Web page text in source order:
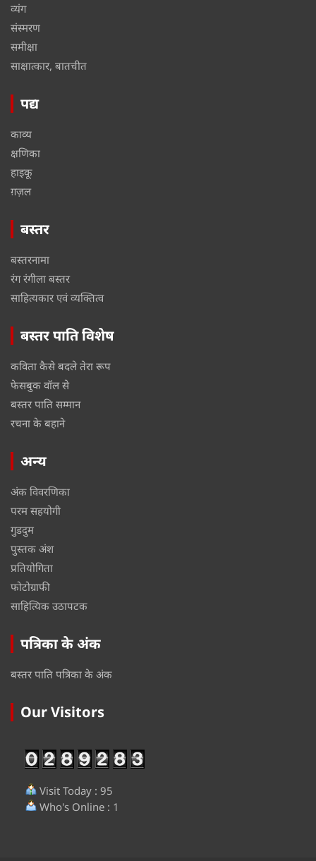
व्यंग
संस्मरण
समीक्षा
साक्षात्कार, बातचीत
पद्य
काव्य
क्षणिका
हाइकू
ग़ज़ल
बस्तर
बस्तरनामा
रंग रंगीला बस्तर
साहित्यकार एवं व्यक्तित्व
बस्तर पाति विशेष
कविता कैसे बदले तेरा रूप
फेसबुक वॉल से
बस्तर पाति सम्मान
रचना के बहाने
अन्य
अंक विवरणिका
परम सहयोगी
गुडदुम
पुस्तक अंश
प्रतियोगिता
फोटोग्राफी
साहित्यिक उठापटक
पत्रिका के अंक
बस्तर पाति पत्रिका के अंक
Our Visitors
Visit Today : 95
Who's Online : 1